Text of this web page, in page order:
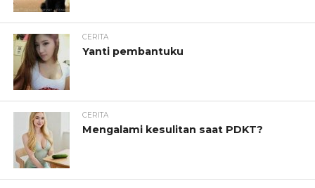
CERITA
Yanti pembantuku
CERITA
Mengalami kesulitan saat PDKT?